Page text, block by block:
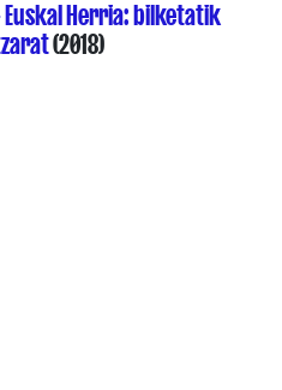
Euskal Herria: bilketatik
(2018)